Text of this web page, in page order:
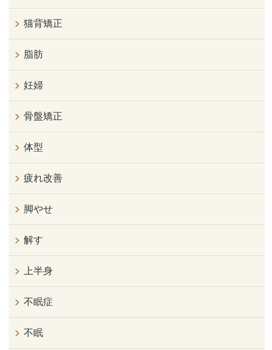
猫背矯正
脂肪
妊婦
骨盤矯正
体型
疲れ改善
脚やせ
解す
上半身
不眠症
不眠